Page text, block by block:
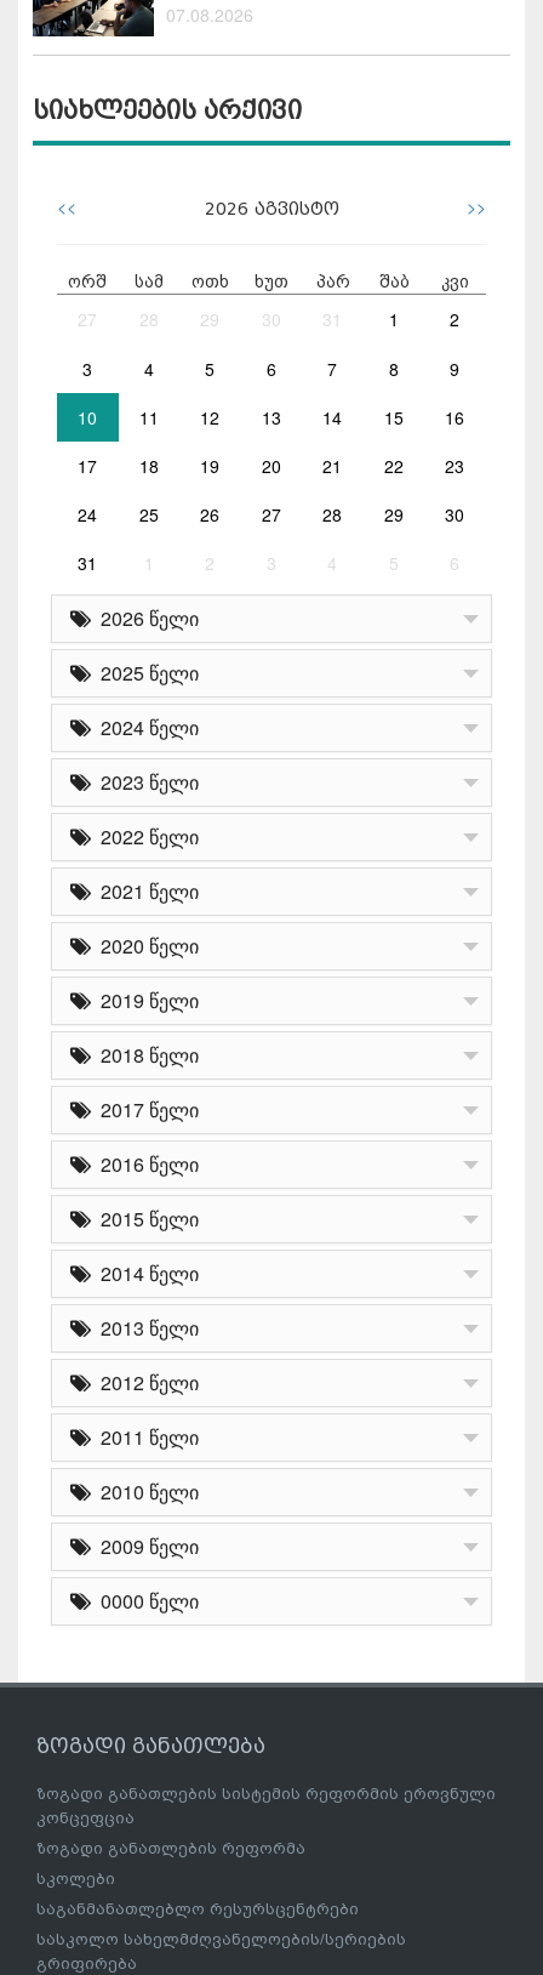
07.08.2026
სიახლეების არქივი
<< 2026 აგვისტო >>
ორშ სამ ოთხ ხუთ პარ შაბ კვი
27 28 29 30 31 1 2
3 4 5 6 7 8 9
10 11 12 13 14 15 16
17 18 19 20 21 22 23
24 25 26 27 28 29 30
31 1 2 3 4 5 6
2026 წელი
2025 წელი
2024 წელი
2023 წელი
2022 წელი
2021 წელი
2020 წელი
2019 წელი
2018 წელი
2017 წელი
2016 წელი
2015 წელი
2014 წელი
2013 წელი
2012 წელი
2011 წელი
2010 წელი
2009 წელი
0000 წელი
ზოგადი განათლება
ზოგადი განათლების სისტემის რეფორმის ეროვნული
კონცეფცია
ზოგადი განათლების რეფორმა
სკოლები
საგანმანათლებლო რესურსცენტრები
სასკოლო სახელმძღვანელოების/სერიების
გრიფირება